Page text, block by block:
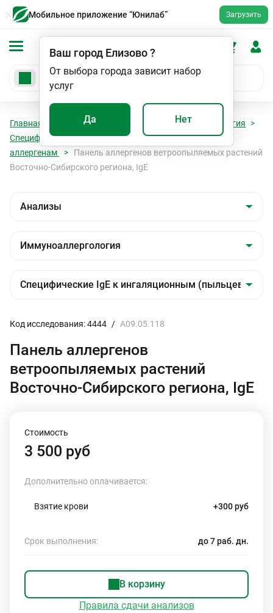
Мобильное приложение “Юнилаб” Загрузить
Ваш город Елизово?
От выбора города зависит набор
услуг
Да Нет
Главная Анализы
Иммуноаллергология
Специфические IgE к ингаляционным (пыльцевым)
аллергенам
Панель аллергенов ветроопыляемых растений
Восточно-Сибирского региона, IgE
Код исследования: 4444 / A09.05.118
Панель аллергенов
ветроопыляемых растений
Восточно-Сибирского региона, IgE
Стоимость
3 500 руб
Дополнительно оплачивается:
Взятие крови +300 руб
Срок выполнения: до 7 раб. дн.
В корзину
Правила сдачи анализов